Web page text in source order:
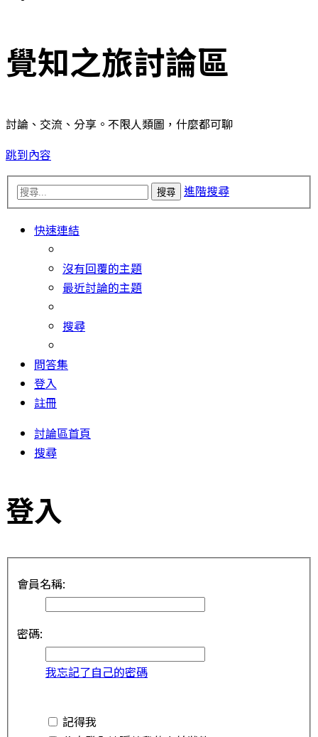
覺知之旅討論區
討論、交流、分享。不限人類圖，什麼都可聊
跳到內容
搜尋 進階搜尋
快速連結
沒有回覆的主題
最近討論的主題
搜尋
問答集
登入
註冊
討論區首頁
搜尋
登入
會員名稱:
密碼:
我忘記了自己的密碼
記得我